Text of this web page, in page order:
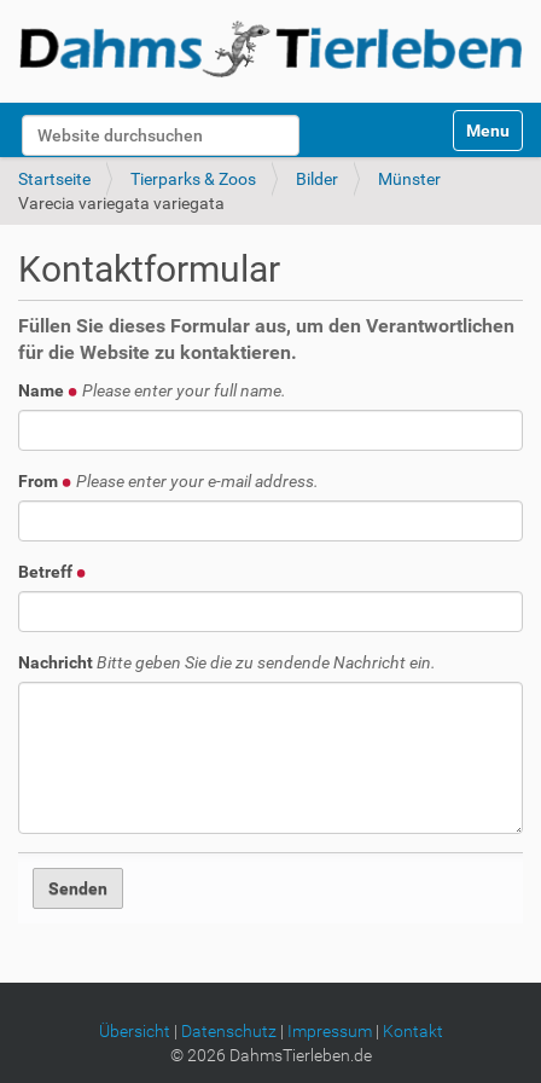
Website durchsuchen
k
Toggle
Startseite Tierparks & Zoos Bilder
Münster
Varecia variegata variegata
Kontaktformular
Füllen Sie dieses Formular aus, um den Verantwortlichen
für die Website zu kontaktieren.
Name Please enter your full name.
From Please enter your e-mail address.
Betreff
NachrichtBitte geben Sie die zu sendende Nachricht ein.
Übersicht | Datenschutz| Impressum| Kontakt
©2026 DahmsTierleben.de